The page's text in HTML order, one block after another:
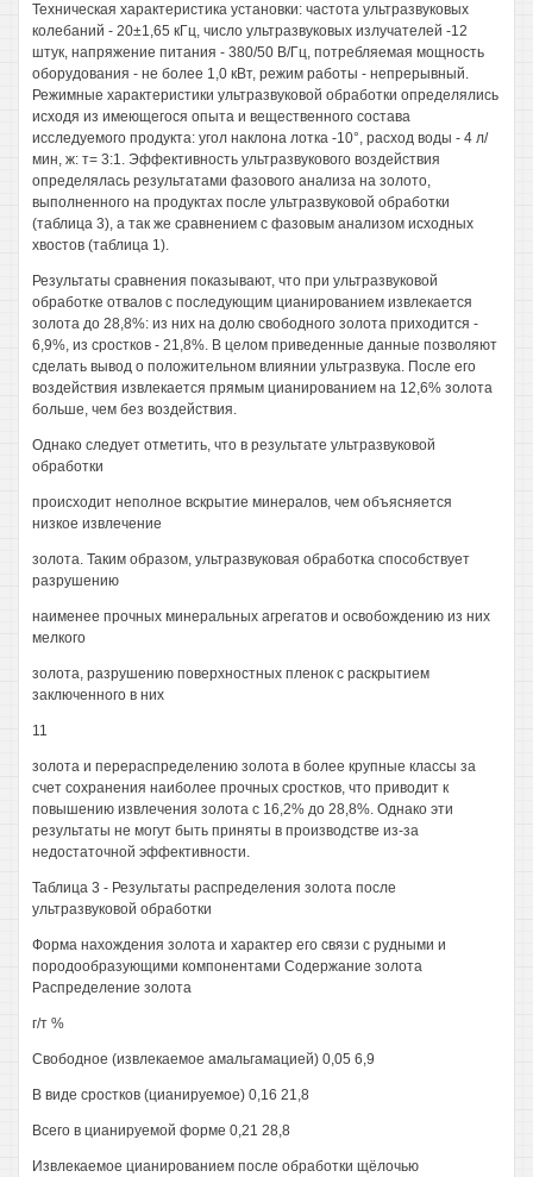
Техническая характеристика установки: частота ультразвуковых
колебаний - 20±1,65 кГц, число ультразвуковых излучателей -12
штук, напряжение питания - 380/50 В/Гц, потребляемая мощность
оборудования - не более 1,0 кВт, режим работы - непрерывный.
Режимные характеристики ультразвуковой обработки определялись
исходя из имеющегося опыта и вещественного состава
исследуемого продукта: угол наклона лотка -10°, расход воды - 4 л/
мин, ж: т= 3:1. Эффективность ультразвукового воздействия
определялась результатами фазового анализа на золото,
выполненного на продуктах после ультразвуковой обработки
(таблица 3), а так же сравнением с фазовым анализом исходных
хвостов (таблица 1).
Результаты сравнения показывают, что при ультразвуковой
обработке отвалов с последующим цианированием извлекается
золота до 28,8%: из них на долю свободного золота приходится -
6,9%, из сростков - 21,8%. В целом приведенные данные позволяют
сделать вывод о положительном влиянии ультразвука. После его
воздействия извлекается прямым цианированием на 12,6% золота
больше, чем без воздействия.
Однако следует отметить, что в результате ультразвуковой
обработки
происходит неполное вскрытие минералов, чем объясняется
низкое извлечение
золота. Таким образом, ультразвуковая обработка способствует
разрушению
наименее прочных минеральных агрегатов и освобождению из них
мелкого
золота, разрушению поверхностных пленок с раскрытием
заключенного в них
11
золота и перераспределению золота в более крупные классы за
счет сохранения наиболее прочных сростков, что приводит к
повышению извлечения золота с 16,2% до 28,8%. Однако эти
результаты не могут быть приняты в производстве из-за
недостаточной эффективности.
Таблица 3 - Результаты распределения золота после
ультразвуковой обработки
Форма нахождения золота и характер его связи с рудными и
породообразующими компонентами Содержание золота
Распределение золота
г/т %
Свободное (извлекаемое амальгамацией) 0,05 6,9
В виде сростков (цианируемое) 0,16 21,8
Всего в цианируемой форме 0,21 28,8
Извлекаемое цианированием после обработки щёлочью